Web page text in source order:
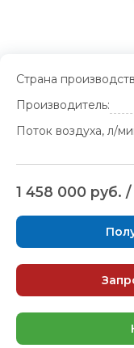
Страна
Производитель:
Поток воздуха, л/
1 458 000 руб.